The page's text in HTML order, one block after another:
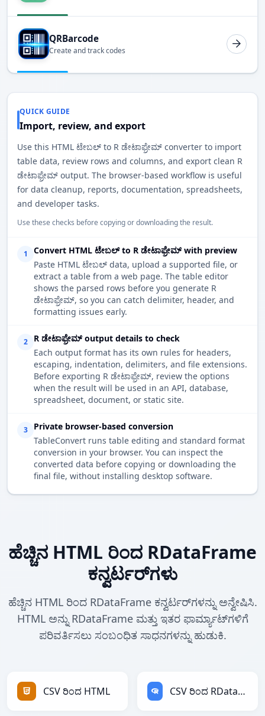
QRBarcode
Create and track codes
QUICK GUIDE
Import, review, and export
Use this HTML ಟೇಬಲ್ to R ಡೇಟಾಫ್ರೇಮ್ converter to import
table data, review rows and columns, and export clean R
ಡೇಟಾಫ್ರೇಮ್ output. The browser-based workflow is useful
for data cleanup, reports, documentation, spreadsheets,
and developer tasks.
Use these checks before copying or downloading the result.
1
Convert HTML ಟೇಬಲ್ to R ಡೇಟಾಫ್ರೇಮ್ with preview
Paste HTML ಟೇಬಲ್ data, upload a supported file, or
extract a table from a web page. The table editor
shows the parsed rows before you generate R
ಡೇಟಾಫ್ರೇಮ್, so you can catch delimiter, header, and
formatting issues early.
2
R ಡೇಟಾಫ್ರೇಮ್ output details to check
Each output format has its own rules for headers,
escaping, indentation, delimiters, and file extensions.
Before exporting R ಡೇಟಾಫ್ರೇಮ್, review the options
when the result will be used in an API, database,
spreadsheet, document, or static site.
3
Private browser-based conversion
TableConvert runs table editing and standard format
conversion in your browser. You can inspect the
converted data before copying or downloading the
final file, without installing desktop software.
ಹೆಚ್ಚಿನ HTML ರಿಂದ RDataFrame
ಕನ್ವರ್ಟರ್‌ಗಳು
ಹೆಚ್ಚಿನ HTML ರಿಂದ RDataFrame ಕನ್ವರ್ಟರ್‌ಗಳನ್ನು ಅನ್ವೇಷಿಸಿ.
HTML ಅನ್ನು RDataFrame ಮತ್ತು ಇತರ ಫಾರ್ಮ್ಯಾಟ್‌ಗಳಿಗೆ
ಪರಿವರ್ತಿಸಲು ಸಂಬಂಧಿತ ಸಾಧನಗಳನ್ನು ಹುಡುಕಿ.
CSV ರಿಂದ HTML CSV ರಿಂದ RDataFrame